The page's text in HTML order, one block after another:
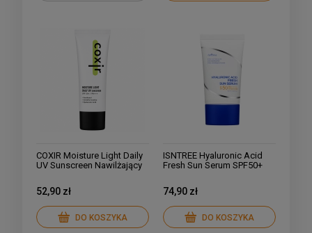
COXIR Moisture Light Daily
UV Sunscreen Nawilżający
52,90 zł
DO KOSZYKA
ISNTREE Hyaluronic Acid
Fresh Sun Serum SPF50+
ochronny 50ml
74,90 zł
DO KOSZYKA